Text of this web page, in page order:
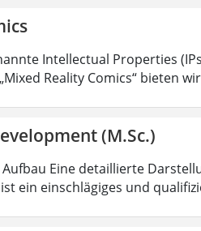
Intellectual Properties
Reality Comics“ bieten
(M.Sc.)
Eine detaillierte
ein einschlägiges und